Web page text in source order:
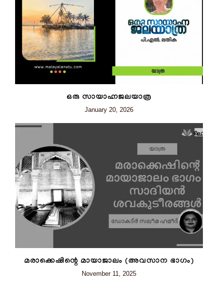
ഒരു സായാഹ്നജലയാത്ര
January 20, 2026
മരാക്കെഷിന്റെ മായാജാലം (അവസാന ഭാഗം)
November 11, 2025